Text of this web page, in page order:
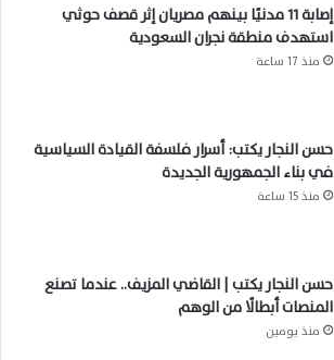
إصابة 11 مدنيًا بينهم مصريان إثر قصف حوثي
استهدف منطقة نجران السعودية
منذ 17 ساعة
حسن النجار يكتب: أسرار فلسفة القيادة السياسية
في بناء الجمهورية الجديدة
منذ 15 ساعة
حسن النجار يكتب | القاضي المزيف.. عندما تصنع
المنصات أبطالًا من الوهم
منذ يومين